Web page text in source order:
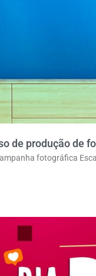
de produção de
fotográfica